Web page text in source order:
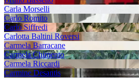
Carla Morselli
Carlo Romito
Carlo Siffredi
Carlotta Baltini Roversi
Carmela Barracane
Carmela Chimento
Carmela Riccardi
Carmine Desantis